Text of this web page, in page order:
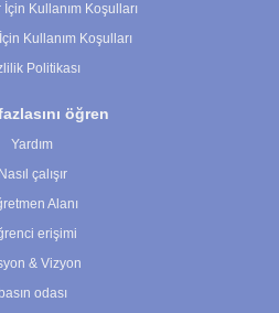
Kullanım Koşulları
Kullanım Koşulları
Politikası
öğren
Yardım
Nasıl çalışır
Alanı
erişimi
& Vizyon
basın odası